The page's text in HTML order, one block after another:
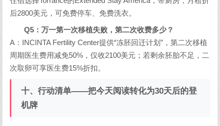
后2800美元，可免费停车、免费洗衣。
Q5：万一第一次移植失败，第二次收费多少？
A：INCINTA Fertility Center提供“冻胚回迁计划”，第二次移植
周期医生费用减免50%，仅收2100美元；若剩余胚胎不足，二
次取卵可享医生费15%折扣。
十、行动清单——把今天阅读转化为30天后的登
机牌